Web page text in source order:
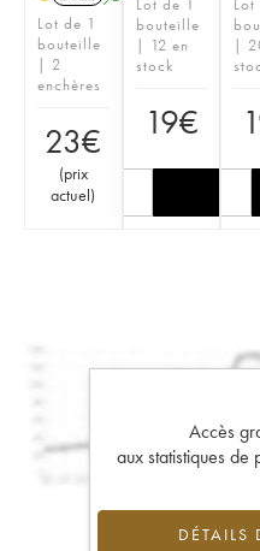
Lot de 1
bouteille
| 2
enchères
23€
(prix
actuel)
bouteille
| 12 en
stock
19€
|
Accès
aux statistiques
DÉTAILS